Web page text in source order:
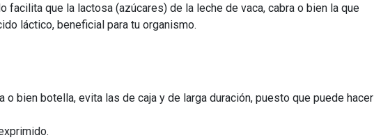
facilita que la lactosa (azúcares) de la leche de vaca, cabra o bien la que
láctico, beneficial para tu organismo.
o bien botella, evita las de caja y de larga duración, puesto que puede hacer